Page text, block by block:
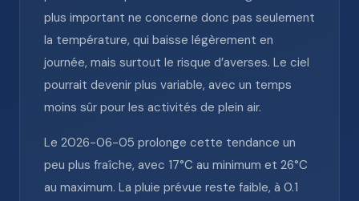
plus important ne concerne donc pas seulement
la température, qui baisse légèrement en
journée, mais surtout le risque d’averses. Le ciel
pourrait devenir plus variable, avec un temps
moins sûr pour les activités de plein air.
Le 2026-06-05 prolonge cette tendance un
peu plus fraîche, avec 17°C au minimum et 26°C
au maximum. La pluie prévue reste faible, à 0.1